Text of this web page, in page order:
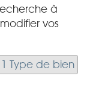
à
modifier vos
1 Type de bien